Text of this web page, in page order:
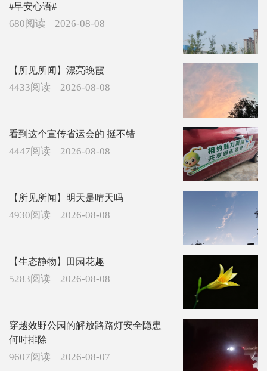
#早安心语#
680阅读 2026-08-08
【所见所闻】漂亮晚霞
4433阅读 2026-08-08
看到这个宣传省运会的 挺不错
4447阅读 2026-08-08
【所见所闻】明天是晴天吗
4930阅读 2026-08-08
【生态静物】田园花趣
5283阅读 2026-08-08
穿越效野公园的解放路路灯安全隐患
何时排除
9607阅读 2026-08-07